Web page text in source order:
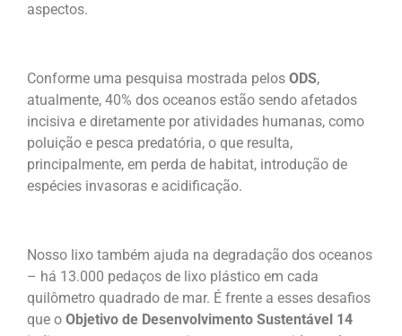
aspectos.
Conforme uma pesquisa mostrada pelos ODS,
atualmente, 40% dos oceanos estão sendo afetados
incisiva e diretamente por atividades humanas, como
poluição e pesca predatória, o que resulta,
principalmente, em perda de habitat, introdução de
espécies invasoras e acidificação.
Nosso lixo também ajuda na degradação dos oceanos
– há 13.000 pedaços de lixo plástico em cada
quilômetro quadrado de mar. É frente a esses desafios
que o Objetivo de Desenvolvimento Sustentável 14